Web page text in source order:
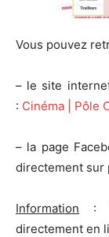
Vous pouvez
– le site
: Cinéma | Pôle
– la page
directement sur
Information :
directement en